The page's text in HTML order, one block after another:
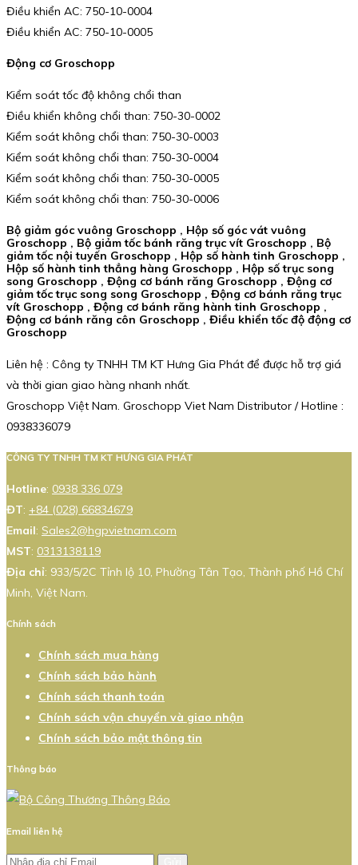
Điều khiển AC: 750-10-0004
Điều khiển AC: 750-10-0005
Động cơ Groschopp
Kiểm soát tốc độ không chổi than
Điều khiển không chổi than: 750-30-0002
Kiểm soát không chổi than: 750-30-0003
Kiểm soát không chổi than: 750-30-0004
Kiểm soát không chổi than: 750-30-0005
Kiểm soát không chổi than: 750-30-0006
Bộ giảm góc vuông Groschopp , Hộp số góc vát vuông
Groschopp , Bộ giảm tốc bánh răng trục vít Groschopp , Bộ
giảm tốc nội tuyến Groschopp , Hộp số hành tinh Groschopp ,
Hộp số hành tinh thẳng hàng Groschopp , Hộp số trục song
song Groschopp , Động cơ bánh răng Groschopp , Động cơ
giảm tốc trục song song Groschopp , Động cơ bánh răng trục
vít Groschopp , Động cơ bánh răng hành tinh Groschopp ,
Động cơ bánh răng côn Groschopp , Điều khiển tốc độ động cơ
Groschopp
Liên hệ : Công ty TNHH TM KT Hưng Gia Phát để được hỗ trợ giá
và thời gian giao hàng nhanh nhất.
Groschopp Việt Nam. Groschopp Viet Nam Distributor / Hotline :
0938336079
CÔNG TY TNHH TM KT HƯNG GIA PHÁT
Hotline: 0938 336 079
ĐT: +84 (028) 66834679
Email: Sales2@hgpvietnam.com
MST: 0313138119
Địa chỉ: 933/5/2C Tỉnh lộ 10, Phường Tân Tạo, Thành phố Hồ Chí
Minh, Việt Nam.
Chính sách
Chính sách mua hàng
Chính sách bảo hành
Chính sách thanh toán
Chính sách vận chuyển và giao nhận
Chính sách bảo mật thông tin
Thông báo
Email liên hệ